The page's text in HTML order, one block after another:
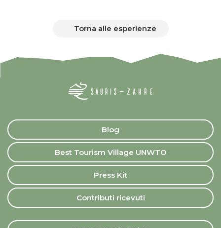
Torna alle esperienze
Blog
Best Tourism Village UNWTO
Press Kit
Contributi ricevuti